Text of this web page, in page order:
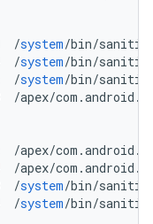
/system/bin/
/system/bin/
/system/bin/
/apex/com .android .
/apex/com .android .
/apex/com .android .
/system/bin/
/system/bin/